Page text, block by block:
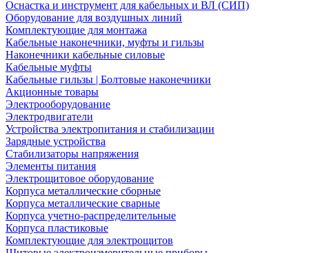
Оснастка и инструмент для кабельных и ВЛ (СИП)
Оборудование для воздушных линий
Комплектующие для монтажа
Кабельные наконечники, муфты и гильзы
Наконечники кабельные силовые
Кабельные муфты
Кабельные гильзы | Болтовые наконечники
Акционные товары
Электрооборудование
Электродвигатели
Устройства электропитания и стабилизации
Зарядные устройства
Стабилизаторы напряжения
Элементы питания
Электрощитовое оборудование
Корпуса металлические сборные
Корпуса металлические сварные
Корпуса учетно-распределительные
Корпуса пластиковые
Комплектующие для электрощитов